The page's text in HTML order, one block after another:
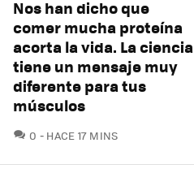
Nos han dicho que
comer mucha proteína
acorta la vida. La ciencia
tiene un mensaje muy
diferente para tus
músculos
0 COMENTARIOS
HACE 17 MINS